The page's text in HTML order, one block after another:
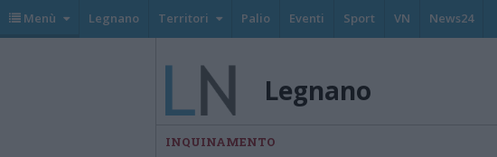
Menù Legnano Territori Palio Eventi Sport VN News24
Legnano
INQUINAMENTO